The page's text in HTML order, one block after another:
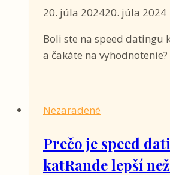
20. júla 202420. júla 2024
Boli ste na speed datingu
a čakáte na
Nezaradené
Prečo je speed
katRande lepší